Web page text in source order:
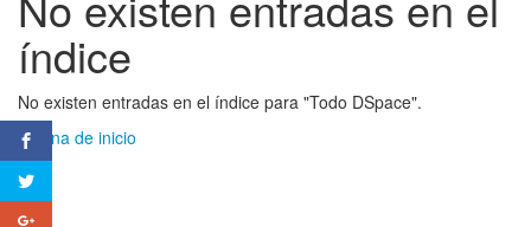
índice
No existen entradas en el índice para "Todo DSpace".
Página de inicio